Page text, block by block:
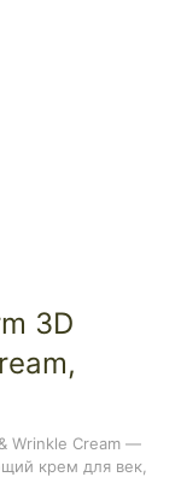
3D
Wrinkle Cream —
крем для век,